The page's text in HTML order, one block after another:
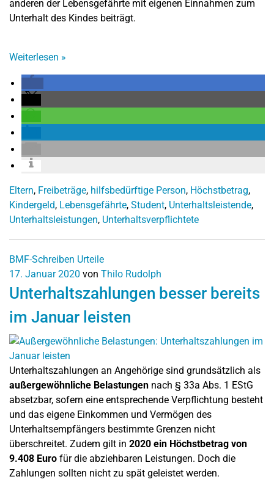
anderen der Lebensgefährte mit eigenen Einnahmen zum
Unterhalt des Kindes beiträgt.
Weiterlesen »
Eltern, Freibeträge, hilfsbedürftige Person, Höchstbetrag,
Kindergeld, Lebensgefährte, Student, Unterhaltsleistende,
Unterhaltsleistungen, Unterhaltsverpflichtete
BMF-Schreiben Urteile
17. Januar 2020 von Thilo Rudolph
Unterhaltszahlungen besser bereits
im Januar leisten
Unterhaltszahlungen an Angehörige sind grundsätzlich als
außergewöhnliche Belastungen nach § 33a Abs. 1 EStG
absetzbar, sofern eine entsprechende Verpflichtung besteht
und das eigene Einkommen und Vermögen des
Unterhaltsempfängers bestimmte Grenzen nicht
überschreitet. Zudem gilt in 2020 ein Höchstbetrag von
9.408 Euro für die abziehbaren Leistungen. Doch die
Zahlungen sollten nicht zu spät geleistet werden.